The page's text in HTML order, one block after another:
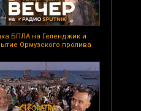
БПЛА на Геленджик и
Ормузского пролива